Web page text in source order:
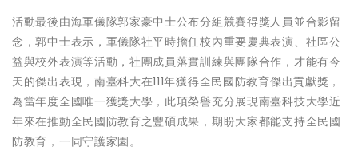
活動最後由海軍儀隊郭家豪中士公布分組競賽得獎人員並合影留
念，郭中士表示，軍儀隊社平時擔任校內重要慶典表演、社區公
益與校外表演等活動，社團成員落實訓練與團隊合作，才能有今
天的傑出表現，南臺科大在111年獲得全民國防教育傑出貢獻獎，
為當年度全國唯一獲獎大學，此項榮譽充分展現南臺科技大學近
年來在推動全民國防教育之豐碩成果，期盼大家都能支持全民國
防教育，一同守護家園。